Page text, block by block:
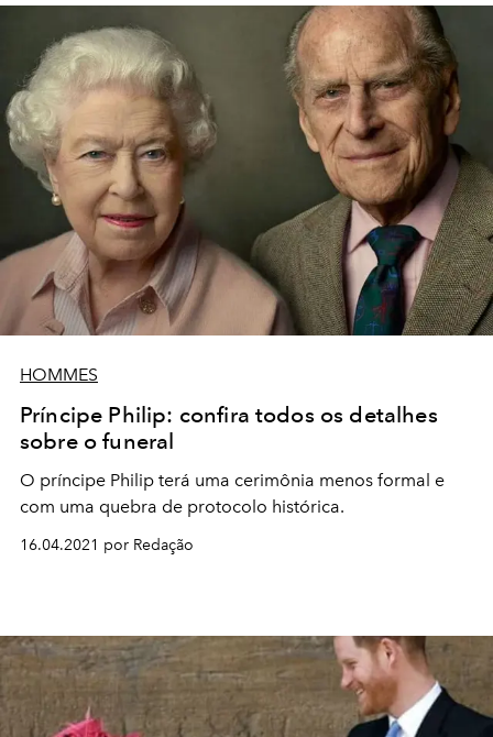
HOMMES
Príncipe Philip: confira todos os detalhes
sobre o funeral
O príncipe Philip terá uma cerimônia menos formal e
com uma quebra de protocolo histórica.
16.04.2021 por Redação